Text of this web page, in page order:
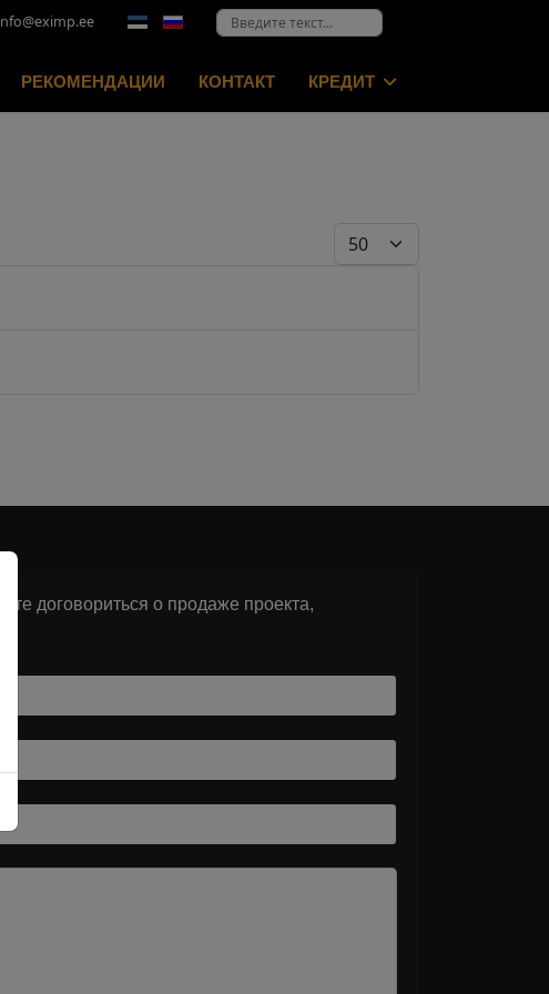
Выберите язык
Поиск
РЕКОМЕНДАЦИИ КОНТАКТ КРЕДИТ
Кол-во строк:
договориться о продаже проекта,